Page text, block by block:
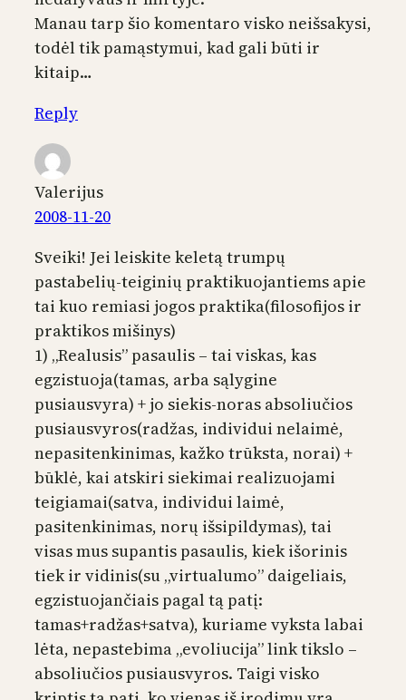
Manau tarp šio komentaro visko neišsakysi,
todėl tik pamąstymui, kad gali būti ir
kitaip…
Reply
Valerijus
2008-11-20
Sveiki! Jei leiskite keletą trumpų
pastabelių-teiginių praktikuojantiems apie
tai kuo remiasi jogos praktika(filosofijos ir
praktikos mišinys)
1) „Realusis” pasaulis – tai viskas, kas
egzistuoja(tamas, arba sąlygine
pusiausvyra) + jo siekis-noras absoliučios
pusiausvyros(radžas, individui nelaimė,
nepasitenkinimas, kažko trūksta, norai) +
būklė, kai atskiri siekimai realizuojami
teigiamai(satva, individui laimė,
pasitenkinimas, norų išsipildymas), tai
visas mus supantis pasaulis, kiek išorinis
tiek ir vidinis(su „virtualumo” daigeliais,
egzistuojančiais pagal tą patį:
tamas+radžas+satva), kuriame vyksta labai
lėta, nepastebima „evoliucija” link tikslo –
absoliučios pusiausvyros. Taigi visko